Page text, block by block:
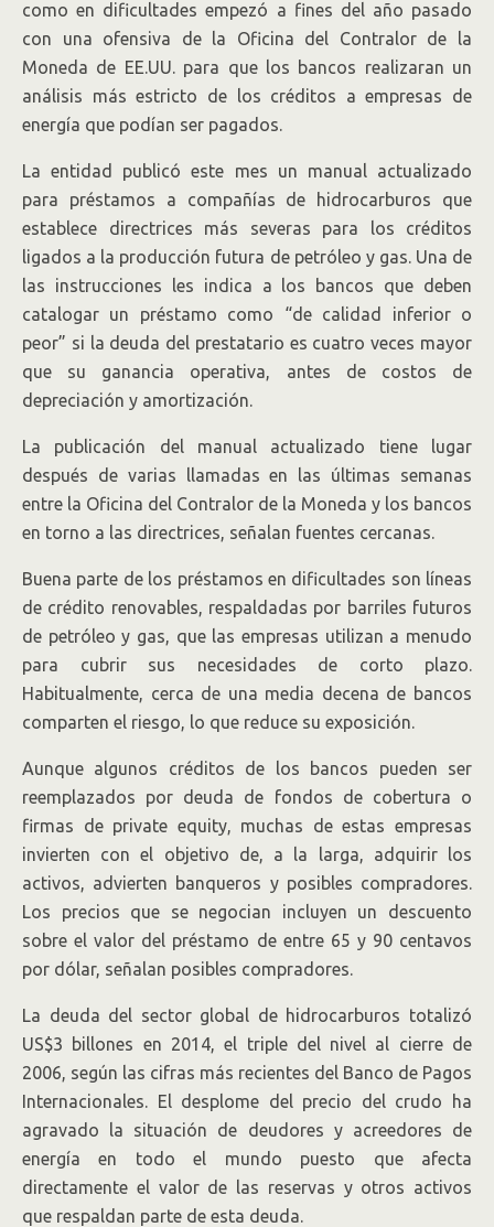
como en dificultades empezó a fines del año pasado
con una ofensiva de la Oficina del Contralor de la
Moneda de EE.UU. para que los bancos realizaran un
análisis más estricto de los créditos a empresas de
energía que podían ser pagados.
La entidad publicó este mes un manual actualizado
para préstamos a compañías de hidrocarburos que
establece directrices más severas para los créditos
ligados a la producción futura de petróleo y gas. Una de
las instrucciones les indica a los bancos que deben
catalogar un préstamo como “de calidad inferior o
peor” si la deuda del prestatario es cuatro veces mayor
que su ganancia operativa, antes de costos de
depreciación y amortización.
La publicación del manual actualizado tiene lugar
después de varias llamadas en las últimas semanas
entre la Oficina del Contralor de la Moneda y los bancos
en torno a las directrices, señalan fuentes cercanas.
Buena parte de los préstamos en dificultades son líneas
de crédito renovables, respaldadas por barriles futuros
de petróleo y gas, que las empresas utilizan a menudo
para cubrir sus necesidades de corto plazo.
Habitualmente, cerca de una media decena de bancos
comparten el riesgo, lo que reduce su exposición.
Aunque algunos créditos de los bancos pueden ser
reemplazados por deuda de fondos de cobertura o
firmas de private equity, muchas de estas empresas
invierten con el objetivo de, a la larga, adquirir los
activos, advierten banqueros y posibles compradores.
Los precios que se negocian incluyen un descuento
sobre el valor del préstamo de entre 65 y 90 centavos
por dólar, señalan posibles compradores.
La deuda del sector global de hidrocarburos totalizó
US$3 billones en 2014, el triple del nivel al cierre de
2006, según las cifras más recientes del Banco de Pagos
Internacionales. El desplome del precio del crudo ha
agravado la situación de deudores y acreedores de
energía en todo el mundo puesto que afecta
directamente el valor de las reservas y otros activos
que respaldan parte de esta deuda.